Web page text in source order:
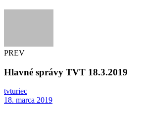
PREV
Hlavné správy TVT 18.3.2019
tvturiec
18. marca 2019